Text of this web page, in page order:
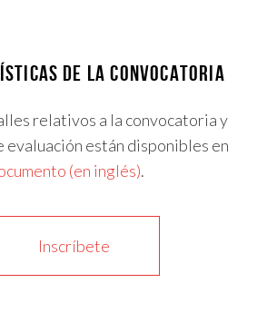
DE LA CONVOCATORIA
relativos a la convocatoria y
evaluación están disponibles en
(en inglés).
Inscríbete